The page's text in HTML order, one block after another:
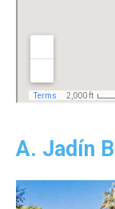
A. Jadín